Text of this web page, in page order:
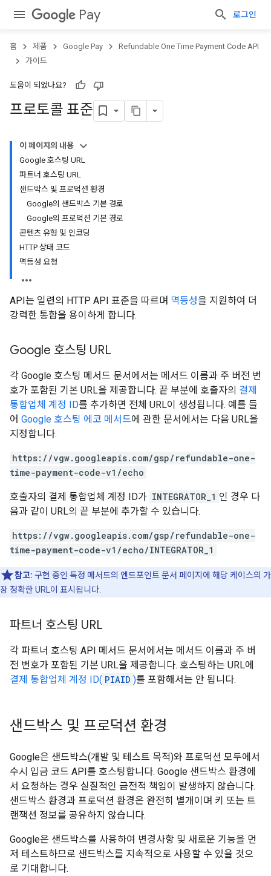
Pay 로그인
홈 제품 Google Pay
Refundable One Time Payment Code API
가이드
도움이 되었나요?
프로토콜 표준
이 페이지의 내용
Google 호스팅 URL
파트너 호스팅 URL
샌드박스 및 프로덕션 환경
Google의 샌드박스 기본 경로
Google의 프로덕션 기본 경로
콘텐츠 유형 및 인코딩
HTTP 상태 코드
멱등성 요청
API는 일련의 HTTP API 표준을 따르며 멱등성을 지원하여 더
강력한 통합을 용이하게 합니다.
Google 호스팅 URL
각 Google 호스팅 메서드 문서에서는 메서드 이름과 주 버전 번
호가 포함된 기본 URL을 제공합니다. 끝 부분에 호출자의 결제
통합업체 계정 ID를 추가하면 전체 URL이 생성됩니다. 예를 들
어 Google 호스팅 에코 메서드에 관한 문서에서는 다음 URL을
지정합니다.
https://vgw.googleapis.com/gsp/refundable-one-
time-payment-code-v1/echo
호출자의 결제 통합업체 계정 ID가 INTEGRATOR_1 인 경우 다
음과 같이 URL의 끝 부분에 추가할 수 있습니다.
https://vgw.googleapis.com/gsp/refundable-one-
time-payment-code-v1/echo/INTEGRATOR_1
참고: 구현 중인 특정 메서드의 엔드포인트 문서 페이지에 해당 케이스의 가
장 정확한 URL이 표시됩니다.
파트너 호스팅 URL
각 파트너 호스팅 API 메서드 문서에서는 메서드 이름과 주 버
전 번호가 포함된 기본 URL을 제공합니다. 호스팅하는 URL에
결제 통합업체 계정 ID( PIAID )를 포함해서는 안 됩니다.
샌드박스 및 프로덕션 환경
Google은 샌드박스(개발 및 테스트 목적)와 프로덕션 모두에서
수시 입금 코드 API를 호스팅합니다. Google 샌드박스 환경에
서 요청하는 경우 실질적인 금전적 책임이 발생하지 않습니다.
샌드박스 환경과 프로덕션 환경은 완전히 별개이며 키 또는 트
랜잭션 정보를 공유하지 않습니다.
Google은 샌드박스를 사용하여 변경사항 및 새로운 기능을 먼
저 테스트하므로 샌드박스를 지속적으로 사용할 수 있을 것으
로 기대합니다.